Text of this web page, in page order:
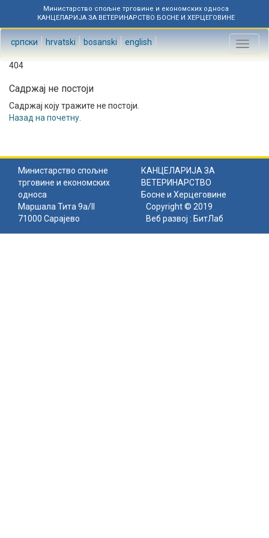
Министарство спољне трговине и економских односа
КАНЦЕЛАРИЈА ЗА ВЕТЕРИНАРСТВО БОСНЕ И ХЕРЦЕГОВИНЕ
српски hrvatski bosanski english
Toggle
404
Садржај не постоји
Садржај коју тражите не постоји.
Назад на почетну
Министарство спољне
трговине и економских
односа
КАНЦЕЛАРИЈА ЗА
ВЕТЕРИНАРСТВО
Босне и Херцеговине
Маршала Тита 9а/II
71000 Сарајево
Copyright © 2019
Веб развој : БитЛаб